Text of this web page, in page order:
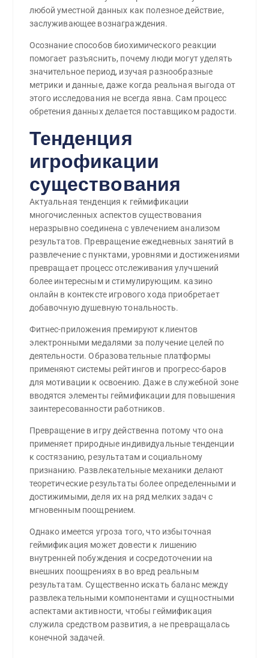
любой уместной данных как полезное действие,
заслуживающее вознаграждения.
Осознание способов биохимического реакции
помогает разъяснить, почему люди могут уделять
значительное период, изучая разнообразные
метрики и данные, даже когда реальная выгода от
этого исследования не всегда явна. Сам процесс
обретения данных делается поставщиком радости.
Тенденция
игрофикации
существования
Актуальная тенденция к геймификации
многочисленных аспектов существования
неразрывно соединена с увлечением анализом
результатов. Превращение ежедневных занятий в
развлечение с пунктами, уровнями и достижениями
превращает процесс отслеживания улучшений
более интересным и стимулирующим. казино
онлайн в контексте игрового хода приобретает
добавочную душевную тональность.
Фитнес-приложения премируют клиентов
электронными медалями за получение целей по
деятельности. Образовательные платформы
применяют системы рейтингов и прогресс-баров
для мотивации к освоению. Даже в служебной зоне
вводятся элементы геймификации для повышения
заинтересованности работников.
Превращение в игру действенна потому что она
применяет природные индивидуальные тенденции
к состязанию, результатам и социальному
признанию. Развлекательные механики делают
теоретические результаты более определенными и
достижимыми, деля их на ряд мелких задач с
мгновенным поощрением.
Однако имеется угроза того, что избыточная
геймификация может довести к лишению
внутренней побуждения и сосредоточении на
внешних поощрениях в во вред реальным
результатам. Существенно искать баланс между
развлекательными компонентами и сущностными
аспектами активности, чтобы геймификация
служила средством развития, а не превращалась
конечной задачей.